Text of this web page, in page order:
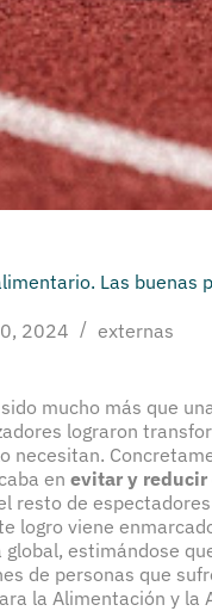
Las buenas
2024 externas
mucho más que
lograron
necesitan.
en evitar y
resto de
logro viene
estimándose
de personas que
la Alimentación y la